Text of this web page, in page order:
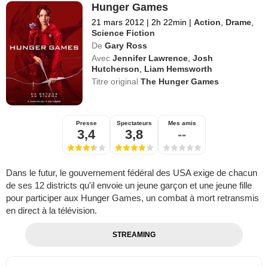
Hunger Games
21 mars 2012 | 2h 22min | Action Drame
Science Fiction
De Gary Ross
Avec Jennifer Lawrence ,Josh
Hutcherson
Liam Hemsworth
Titre originalThe Hunger Games
Presse
3,4
Spectateurs
3,8
Mes amis
--
Dans le futur, le gouvernement fédéral des USA exige de chacun
de ses 12 districts qu'il envoie un jeune garçon et une jeune fille
pour participer aux Hunger Games, un combat à mort retransmis
en direct à la télévision.
STREAMING